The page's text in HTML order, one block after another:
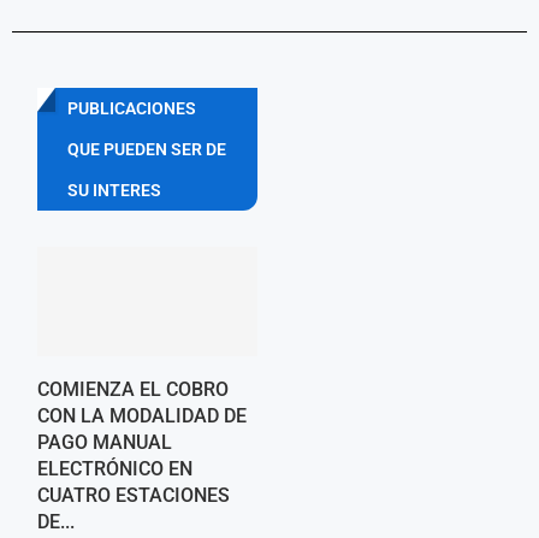
PUBLICACIONES
QUE PUEDEN SER DE
SU INTERES
COMIENZA EL COBRO
CON LA MODALIDAD DE
PAGO MANUAL
ELECTRÓNICO EN
CUATRO ESTACIONES
DE...